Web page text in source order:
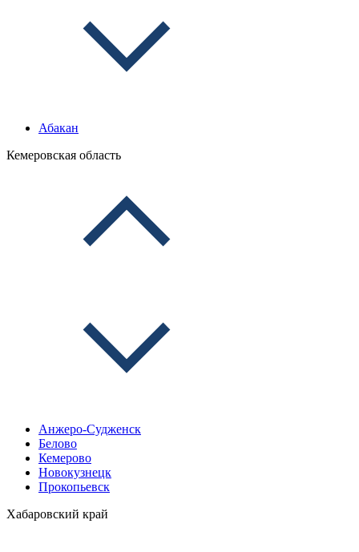
Абакан
Кемеровская область
Анжеро-Судженск
Белово
Кемерово
Новокузнецк
Прокопьевск
Хабаровский край